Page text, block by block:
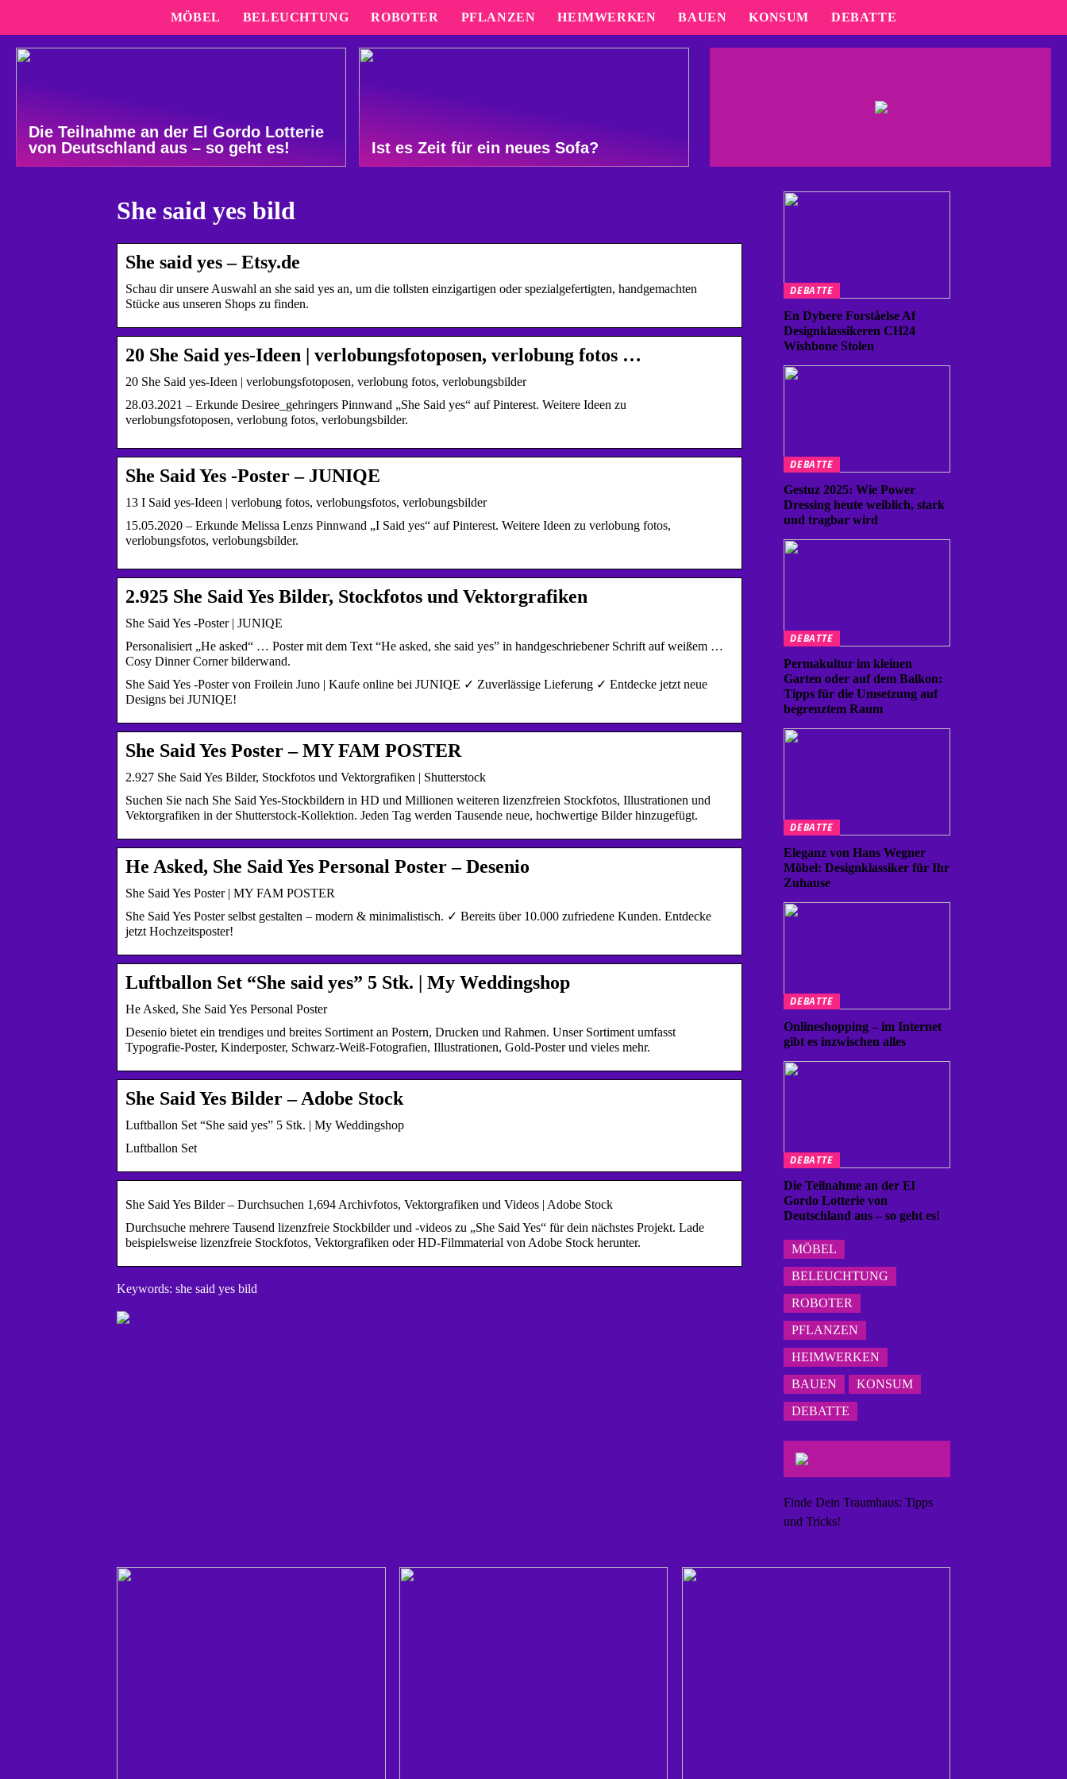
MÖBEL BELEUCHTUNG ROBOTER PFLANZEN HEIMWERKEN BAUEN KONSUM DEBATTE
Die Teilnahme an der El Gordo Lotterie
von Deutschland aus – so geht es!
Ist es Zeit für ein neues Sofa?
She said yes bild
She said yes – Etsy.de
Schau dir unsere Auswahl an she said yes an, um die tollsten einzigartigen oder spezialgefertigten, handgemachten
Stücke aus unseren Shops zu finden.
20 She Said yes-Ideen | verlobungsfotoposen, verlobung fotos …
20 She Said yes-Ideen | verlobungsfotoposen, verlobung fotos, verlobungsbilder
28.03.2021 – Erkunde Desiree_gehringers Pinnwand „She Said yes“ auf Pinterest. Weitere Ideen zu
verlobungsfotoposen, verlobung fotos, verlobungsbilder.
She Said Yes -Poster – JUNIQE
13 I Said yes-Ideen | verlobung fotos, verlobungsfotos, verlobungsbilder
15.05.2020 – Erkunde Melissa Lenzs Pinnwand „I Said yes“ auf Pinterest. Weitere Ideen zu verlobung fotos,
verlobungsfotos, verlobungsbilder.
2.925 She Said Yes Bilder, Stockfotos und Vektorgrafiken
She Said Yes -Poster | JUNIQE
Personalisiert „He asked“ … Poster mit dem Text “He asked, she said yes” in handgeschriebener Schrift auf weißem …
Cosy Dinner Corner bilderwand.
She Said Yes -Poster von Froilein Juno | Kaufe online bei JUNIQE ✓ Zuverlässige Lieferung ✓ Entdecke jetzt neue
Designs bei JUNIQE!
She Said Yes Poster – MY FAM POSTER
2.927 She Said Yes Bilder, Stockfotos und Vektorgrafiken | Shutterstock
Suchen Sie nach She Said Yes-Stockbildern in HD und Millionen weiteren lizenzfreien Stockfotos, Illustrationen und
Vektorgrafiken in der Shutterstock-Kollektion. Jeden Tag werden Tausende neue, hochwertige Bilder hinzugefügt.
He Asked, She Said Yes Personal Poster – Desenio
She Said Yes Poster | MY FAM POSTER
She Said Yes Poster selbst gestalten – modern & minimalistisch. ✓ Bereits über 10.000 zufriedene Kunden. Entdecke
jetzt Hochzeitsposter!
Luftballon Set “She said yes” 5 Stk. | My Weddingshop
He Asked, She Said Yes Personal Poster
Desenio bietet ein trendiges und breites Sortiment an Postern, Drucken und Rahmen. Unser Sortiment umfasst
Typografie-Poster, Kinderposter, Schwarz-Weiß-Fotografien, Illustrationen, Gold-Poster und vieles mehr.
She Said Yes Bilder – Adobe Stock
Luftballon Set “She said yes” 5 Stk. | My Weddingshop
Luftballon Set
She Said Yes Bilder – Durchsuchen 1,694 Archivfotos, Vektorgrafiken und Videos | Adobe Stock
Durchsuche mehrere Tausend lizenzfreie Stockbilder und -videos zu „She Said Yes“ für dein nächstes Projekt. Lade
beispielsweise lizenzfreie Stockfotos, Vektorgrafiken oder HD-Filmmaterial von Adobe Stock herunter.
Keywords: she said yes bild
DEBATTE
En Dybere Forståelse Af
Designklassikeren CH24
Wishbone Stolen
DEBATTE
Gestuz 2025: Wie Power
Dressing heute weiblich, stark
und tragbar wird
DEBATTE
Permakultur im kleinen
Garten oder auf dem Balkon:
Tipps für die Umsetzung auf
begrenztem Raum
DEBATTE
Eleganz von Hans Wegner
Möbel: Designklassiker für Ihr
Zuhause
DEBATTE
Onlineshopping – im Internet
gibt es inzwischen alles
DEBATTE
Die Teilnahme an der El
Gordo Lotterie von
Deutschland aus – so geht es!
MÖBEL
BELEUCHTUNG
ROBOTER
PFLANZEN
HEIMWERKEN
BAUEN
KONSUM
DEBATTE
Finde Dein Traumhaus: Tipps
und Tricks!